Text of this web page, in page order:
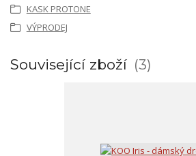
KASK PROTONE
VÝPRODEJ
Související zboží 3